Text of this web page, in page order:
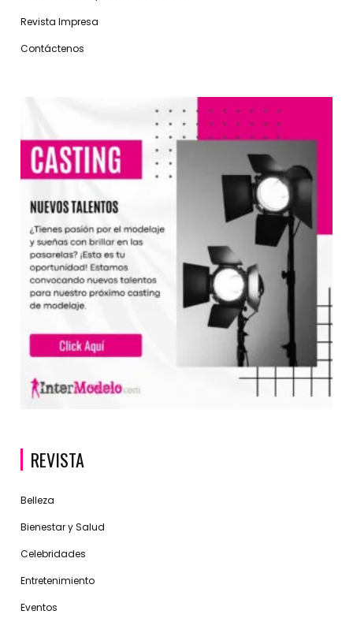
Revista Impresa
Contáctenos
REVISTA
Belleza
Bienestar y Salud
Celebridades
Entretenimiento
Eventos